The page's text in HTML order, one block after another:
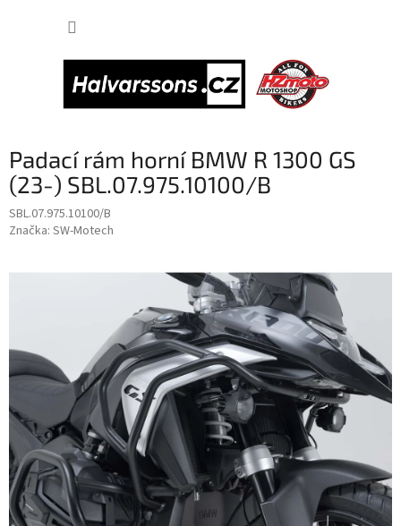
Padací rám horní BMW R 1300 GS
(23-) SBL.07.975.10100/B
SBL.07.975.10100/B
Značka: SW-Motech